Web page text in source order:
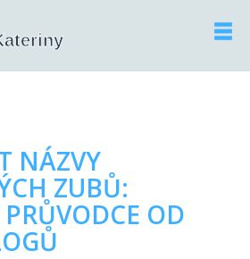
NÁZVY
ZUBŮ:
OD